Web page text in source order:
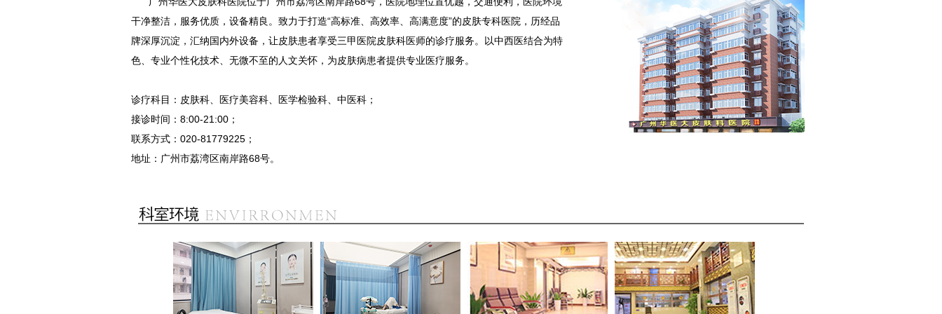
干净整洁，服务优质，设备精良。致力于打造“高标准、高效率、高满意度”的皮肤专科医院，历经品
牌深厚沉淀，汇纳国内外设备，让皮肤患者享受三甲医院皮肤科医师的诊疗服务。以中西医结合为特
色、专业个性化技术、无微不至的人文关怀，为皮肤病患者提供专业医疗服务。
诊疗科目：皮肤科、医疗美容科、医学检验科、中医科；
接诊时间：8:00-21:00；
联系方式：020-81779225；
地址：广州市荔湾区南岸路68号。